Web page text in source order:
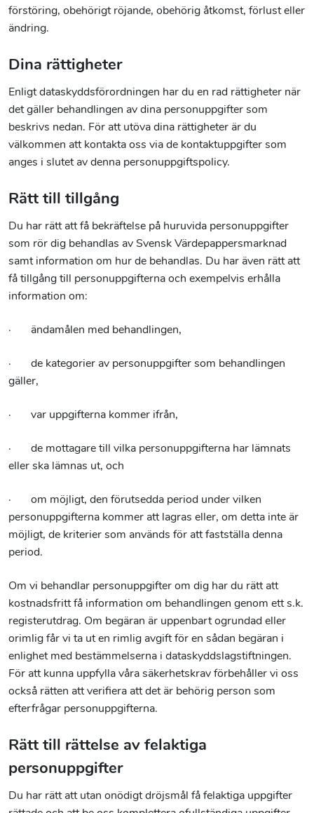
förstöring, obehörigt röjande, obehörig åtkomst, förlust eller
ändring.
Dina rättigheter
Enligt dataskyddsförordningen har du en rad rättigheter när
det gäller behandlingen av dina personuppgifter som
beskrivs nedan. För att utöva dina rättigheter är du
välkommen att kontakta oss via de kontaktuppgifter som
anges i slutet av denna personuppgiftspolicy.
Rätt till tillgång
Du har rätt att få bekräftelse på huruvida personuppgifter
som rör dig behandlas av Svensk Värdepappersmarknad
samt information om hur de behandlas. Du har även rätt att
få tillgång till personuppgifterna och exempelvis erhålla
information om:
· ändamålen med behandlingen,
· de kategorier av personuppgifter som behandlingen
gäller,
· var uppgifterna kommer ifrån,
· de mottagare till vilka personuppgifterna har lämnats
eller ska lämnas ut, och
· om möjligt, den förutsedda period under vilken
personuppgifterna kommer att lagras eller, om detta inte är
möjligt, de kriterier som används för att fastställa denna
period.
Om vi behandlar personuppgifter om dig har du rätt att
kostnadsfritt få information om behandlingen genom ett s.k.
registerutdrag. Om begäran är uppenbart ogrundad eller
orimlig får vi ta ut en rimlig avgift för en sådan begäran i
enlighet med bestämmelserna i dataskyddslagstiftningen.
För att kunna uppfylla våra säkerhetskrav förbehåller vi oss
också rätten att verifiera att det är behörig person som
efterfrågar personuppgifterna.
Rätt till rättelse av felaktiga
personuppgifter
Du har rätt att utan onödigt dröjsmål få felaktiga uppgifter